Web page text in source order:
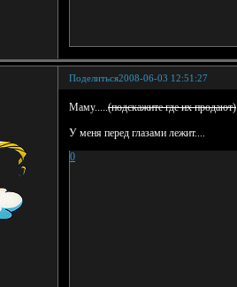
Поделиться2008-06-03 12:51:27
Маму.....(подскажите где их продают)
У меня перед глазами лежит....
0